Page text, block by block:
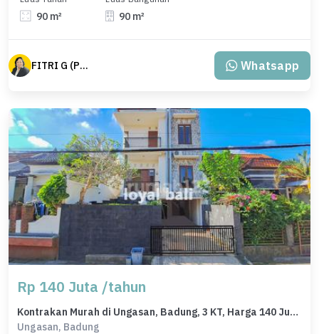
90 m² 90 m²
FITRI G (PXIX) Whatsapp
Rp 140 Juta /tahun
Kontrakan Murah di Ungasan, Badung, 3 KT, Harga 140 Juta /tahun
Ungasan, Badung